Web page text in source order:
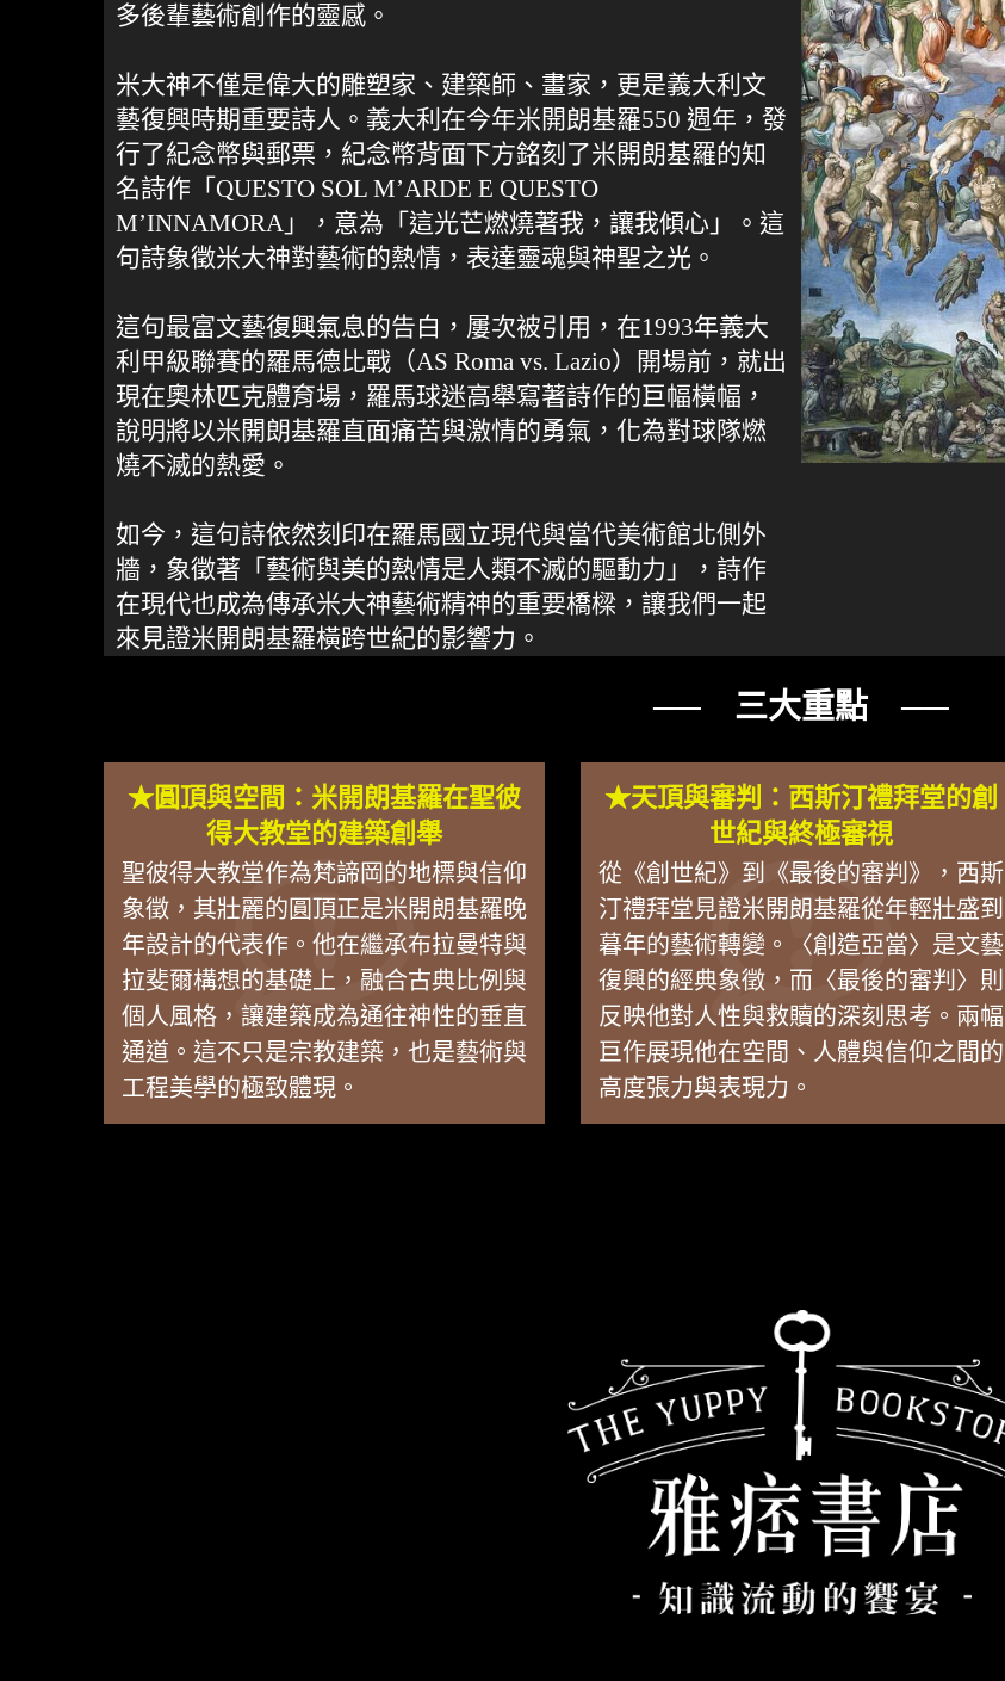
多後輩藝術創作的靈感。
米大神不僅是偉大的雕塑家、建築師、畫家，更是義大利文
藝復興時期重要詩人。義大利在今年米開朗基羅550 週年，發
行了紀念幣與郵票，紀念幣背面下方銘刻了米開朗基羅的知
名詩作「QUESTO SOL M’ARDE E QUESTO
M’INNAMORA」，意為「這光芒燃燒著我，讓我傾心」。這
句詩象徵米大神對藝術的熱情，表達靈魂與神聖之光。
這句最富文藝復興氣息的告白，屢次被引用，在1993年義大
利甲級聯賽的羅馬德比戰（AS Roma vs. Lazio）開場前，就出
現在奧林匹克體育場，羅馬球迷高舉寫著詩作的巨幅橫幅，
說明將以米開朗基羅直面痛苦與激情的勇氣，化為對球隊燃
燒不滅的熱愛。
如今，這句詩依然刻印在羅馬國立現代與當代美術館北側外
牆，象徵著「藝術與美的熱情是人類不滅的驅動力」，詩作
在現代也成為傳承米大神藝術精神的重要橋樑，讓我們一起
來見證米開朗基羅橫跨世紀的影響力。
── 三大重點 ──
★圓頂與空間：米開朗基羅在聖彼
得大教堂的建築創舉
聖彼得大教堂作為梵諦岡的地標與信仰
象徵，其壯麗的圓頂正是米開朗基羅晚
年設計的代表作。他在繼承布拉曼特與
拉斐爾構想的基礎上，融合古典比例與
個人風格，讓建築成為通往神性的垂直
通道。這不只是宗教建築，也是藝術與
工程美學的極致體現。
★天頂與審判：西斯汀禮拜堂的創
世紀與終極審視
從《創世紀》到《最後的審判》，西斯
汀禮拜堂見證米開朗基羅從年輕壯盛到
暮年的藝術轉變。〈創造亞當〉是文藝
復興的經典象徵，而〈最後的審判〉則
反映他對人性與救贖的深刻思考。兩幅
巨作展現他在空間、人體與信仰之間的
高度張力與表現力。